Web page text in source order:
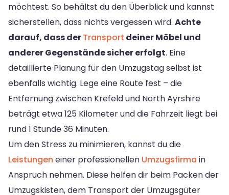
möchtest. So behältst du den Überblick und kannst
sicherstellen, dass nichts vergessen wird. Achte
darauf, dass derTransport deiner Möbel und
anderer Gegenstände sicher erfolgt. Eine
detaillierte Planung für den Umzugstag selbst ist
ebenfalls wichtig. Lege eine Route fest – die
Entfernung zwischen Krefeld und North Ayrshire
beträgt etwa 125 Kilometer und die Fahrzeit liegt bei
rund 1 Stunde 36 Minuten.
Um den Stress zu minimieren, kannst du die
Leistungen einer professionellen Umzugsfirma in
Anspruch nehmen. Diese helfen dir beim Packen der
Umzugskisten, dem Transport der Umzugsgüter